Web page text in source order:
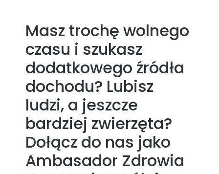
Masz trochę wolnego
czasu i szukasz
dodatkowego źródła
dochodu? Lubisz
ludzi, a jeszcze
bardziej zwierzęta?
Dołącz do nas jako
Ambasador Zdrowia